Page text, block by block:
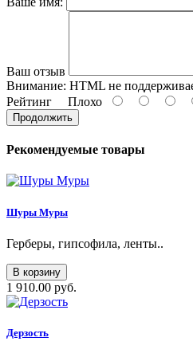
Ваш отзыв
Внимание: HTML не
Рейтинг Плохо
Продолжить
Рекомендуемые товары
Шуры Муры
Герберы, гипсофила, ленты..
В корзину
1 910.00 руб.
Дерзость